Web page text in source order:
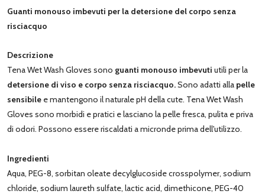
Guanti monouso imbevuti per la detersione del corpo senza
risciacquo
Descrizione
Tena Wet Wash Gloves sono guanti monouso imbevuti utili per la
detersione di viso e corpo senza risciacquo.Sono adatti alla pelle
sensibile e mantengono il naturale pH della cute. Tena Wet Wash
Gloves sono morbidi e pratici e lasciano la pelle fresca, pulita e priva
di odori. Possono essere riscaldati a micronde prima dell'utilizzo.
Ingredienti
Aqua, PEG-8, sorbitan oleate decylglucoside crosspolymer, sodium
chloride, sodium laureth sulfate, lactic acid, dimethicone, PEG-40